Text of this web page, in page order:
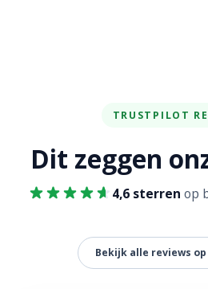
TRUSTPILOT
Dit zeggen
4,6 sterren op
Bekijk alle reviews